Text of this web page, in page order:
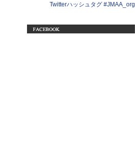
Twitterハッシュタグ #JMAA_org